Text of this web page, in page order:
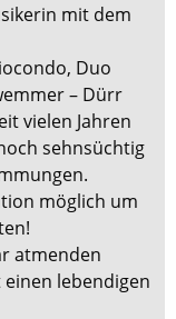
mit dem
Duo
– Dürr
vielen Jahren
sehnsüchtig
möglich um
atmenden
lebendigen